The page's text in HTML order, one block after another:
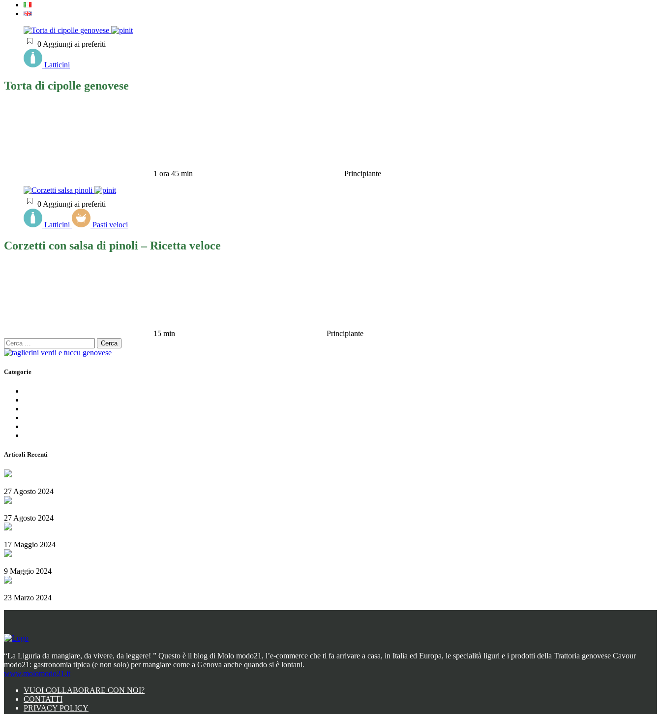
0 Aggiungi ai preferiti
Latticini
Torta di cipolle genovese
1 ora 45 min Principiante
0 Aggiungi ai preferiti
Latticini Pasti veloci
Corzetti con salsa di pinoli – Ricetta veloce
15 min
Principiante
Ricerca
per:
Categorie
Articoli Recenti
27 Agosto 2024
27 Agosto 2024
17 Maggio 2024
9 Maggio 2024
23 Marzo 2024
“La Liguria da mangiare, da vivere, da leggere! ” Questo è il blog di Molo modo21, l’e-commerce che ti fa arrivare a casa, in Italia ed Europa, le specialità liguri e i prodotti della Trattoria genovese Cavour
modo21: gastronomia tipica (e non solo) per mangiare come a Genova anche quando si è lontani.
www.molomodo21.it
VUOI COLLABORARE CON NOI?
CONTATTI
PRIVACY POLICY